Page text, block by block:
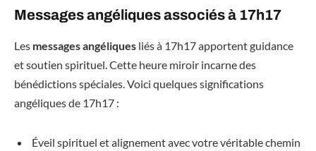
Messages angéliques associés à 17h17
Les messages angéliques liés à 17h17 apportent guidance
et soutien spirituel. Cette heure miroir incarne des
bénédictions spéciales. Voici quelques significations
angéliques de 17h17 :
Éveil spirituel et alignement avec votre véritable chemin